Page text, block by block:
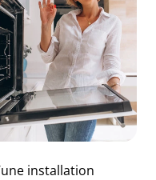
installation